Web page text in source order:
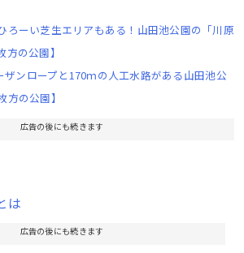
ろーい芝生エリアもある！山田池公園の「川原
の公園】
ザンロープと170ｍの人工水路がある山田池公
の公園】
広告の後にも続きます
は
広告の後にも続きます